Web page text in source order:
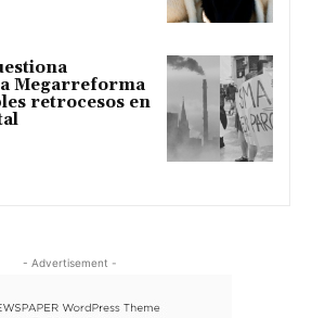
Megarreforma
retrocesos en
- Advertisement -